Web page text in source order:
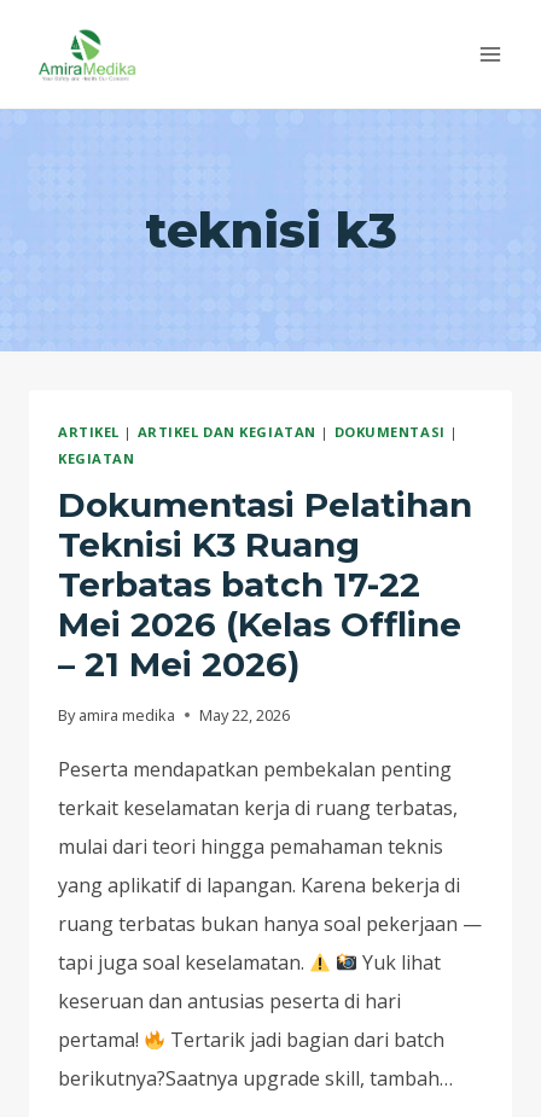
teknisi k3
ARTIKEL | ARTIKEL DAN KEGIATAN | DOKUMENTASI |
KEGIATAN
Dokumentasi Pelatihan
Teknisi K3 Ruang
Terbatas batch 17-22
Mei 2026 (Kelas Offline
– 21 Mei 2026)
By amira medika May 22, 2026
Peserta mendapatkan pembekalan penting
terkait keselamatan kerja di ruang terbatas,
mulai dari teori hingga pemahaman teknis
yang aplikatif di lapangan. Karena bekerja di
ruang terbatas bukan hanya soal pekerjaan —
tapi juga soal keselamatan.
Yuk lihat
keseruan dan antusias peserta di hari
pertama!
Tertarik jadi bagian dari batch
berikutnya?Saatnya upgrade skill, tambah…